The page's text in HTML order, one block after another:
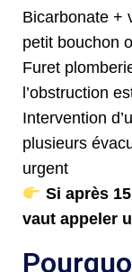
Bicarbonate +
petit bouchon
Furet
l’obstruction
Intervention
plusieurs
urgent
Si après
vaut appeler